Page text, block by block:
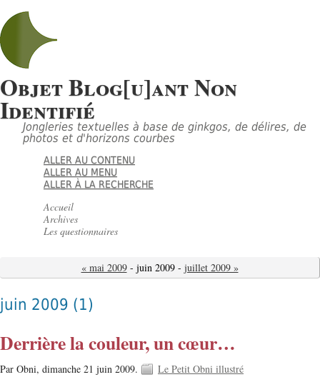
Objet Blog[u]ant Non
Identifié
Jongleries textuelles à base de ginkgos, de délires, de
photos et d'horizons courbes
ALLER AU CONTENU
ALLER AU MENU
ALLER À LA RECHERCHE
Accueil
Archives
Les questionnaires
« mai 2009- juin 2009 - juillet 2009 »
juin 2009 (1)
Derrière la couleur, un cœur…
Par Obni, dimanche 21 juin 2009. Le Petit Obni illustré